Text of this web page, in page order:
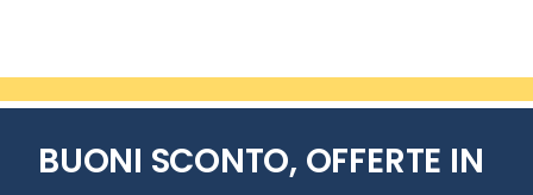
BUONI SCONTO, OFFERTE IN